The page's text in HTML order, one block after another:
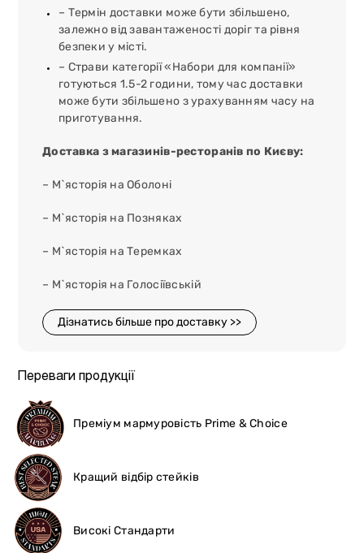
– Термін доставки може бути збільшено,
залежно від завантаженості доріг та рівня
безпеки у місті.
– Страви категорії «Набори для компанії»
готуються 1.5-2 години, тому час доставки
може бути збільшено з урахуванням часу на
приготування.
Доставка з магазинів-ресторанів по Києву:
– М`ясторія на Оболоні
– М`ясторія на Позняках
– М`ясторія на Теремках
– М`ясторія на Голосіївській
Дізнатись більше про доставку >>
Переваги продукції
Преміум мармуровість Prime & Choice
Кращий відбір стейків
Високі Стандарти